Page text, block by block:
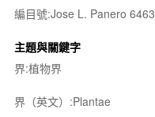
編目號:Jose L. Panero 6463
主題與關鍵字
界:植物界
界（英文）:Plantae